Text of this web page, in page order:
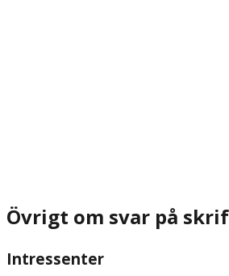
Övrigt om svar på
Intressenter